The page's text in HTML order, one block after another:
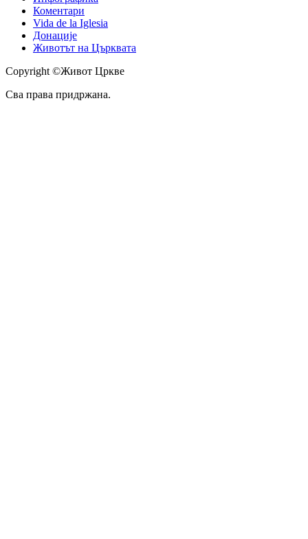
Коментари
Vida de la Iglesia
Донације
Животът на Църквата
Copyright ©Живот Цркве
Сва права придржана.